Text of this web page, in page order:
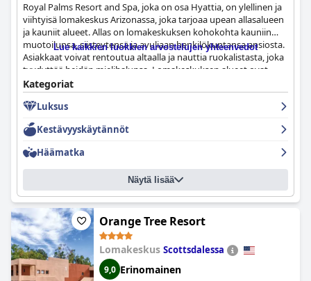
Royal Palms Resort and Spa, joka on osa Hyattia, on ylellinen ja
viihtyisä lomakeskus Arizonassa, joka tarjoaa upean allasalueen
ja kauniit alueet. Allas on lomakeskuksen kohokohta kauniin
muotoilunsa, siisteytensä ja avuliaan henkilökuntansa ansiosta.
Asiakkaat voivat rentoutua altaalla ja nauttia ruokalistasta, joka
tyydyttää heidän mielihalunsa. Lomakeskuksen alueet ovat
myös upeat, ja ne on rakennettu erittäin huolellisesti. Vaikka
allas voi joskus olla täynnä ihmisiä viikonloppuisin, rentouttava
ilmapiiri ja erinomainen palvelu korvaavat sen. Jotkut vieraat
kokivat, että allasaluetta ei olisi pitänyt avata COVID-19:n ollessa
vielä valloillaan. Kaiken kaikkiaan allasta pidetään erinomaisena
ja monet pitävät sitä parhaana osana oleskelua.
Lue kaikkien luokkien arvostelujen yhteenvedot
Kategoriat
Luksus
Kestävyyskäytännöt
Häämatka
Näytä lisää
Orange Tree Resort
Lomakeskus Scottsdalessa
9,0 Erinomainen